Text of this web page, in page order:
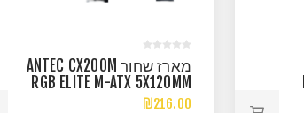
מארז שחור ANTEC CX200M
RGB ELITE M-ATX 5X120MM
RGB FANS
₪216.00